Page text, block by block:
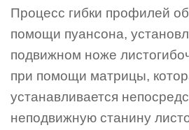
Процесс гибки профилей
помощи пуансона,
подвижном ноже
при помощи матрицы,
устанавливается
неподвижную станину